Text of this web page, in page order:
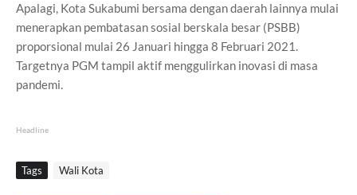
Apalagi, Kota Sukabumi bersama dengan daerah lainnya mulai
menerapkan pembatasan sosial berskala besar (PSBB)
proporsional mulai 26 Januari hingga 8 Februari 2021.
Targetnya PGM tampil aktif menggulirkan inovasi di masa
pandemi.
Headline
Tags Wali Kota